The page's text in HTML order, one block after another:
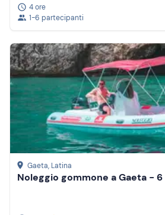
4 ore
1-6 partecipanti
Gaeta, Latina
Noleggio gommone a Gaeta - 6